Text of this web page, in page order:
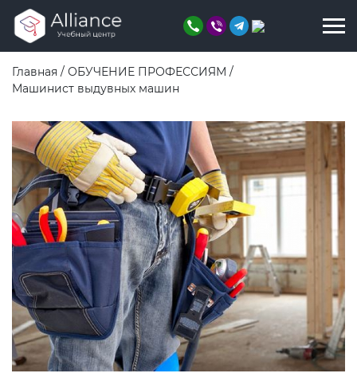
Главная / ОБУЧЕНИЕ ПРОФЕССИЯМ /
Машинист выдувных машин